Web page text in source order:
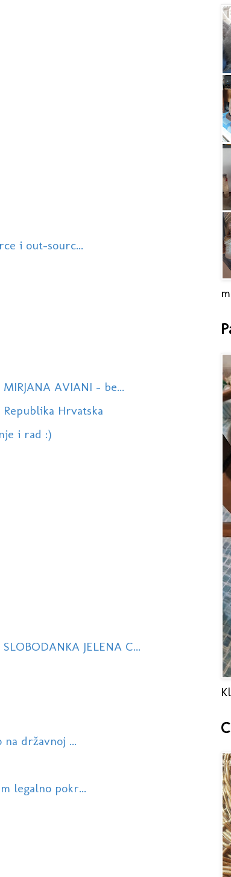
i out-sourc...
MIRJANA AVIANI - be...
Republika Hrvatska
i rad :)
JELENA C...
državnoj ...
legalno pokr...